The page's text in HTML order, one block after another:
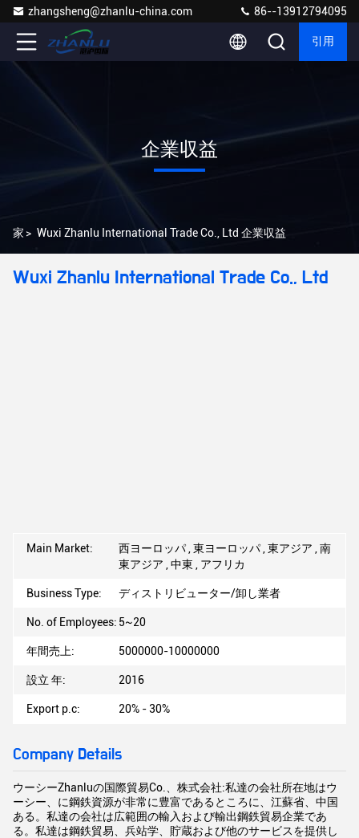
zhangsheng@zhanlu-china.com 86--13912794095
引用
企業収益
家 > Wuxi Zhanlu International Trade Co., Ltd 企業収益
Wuxi Zhanlu International Trade Co., Ltd
Main Market:
西ヨーロッパ , 東ヨーロッパ , 東アジア , 南
東アジア , 中東 , アフリカ
Business Type: ディストリビューター/卸し業者
No. of Employees: 5~20
年間売上: 5000000-10000000
設立 年: 2016
Export p.c: 20% - 30%
Company Details
ウーシーZhanluの国際貿易Co.、株式会社:私達の会社所在地はウ
ーシー、に鋼鉄資源が非常に豊富であるところに、江蘇省、中国
ある。私達の会社は広範囲の輸入および輸出鋼鉄貿易企業であ
る。私達は鋼鉄貿易、兵站学、貯蔵および他のサービスを提供し